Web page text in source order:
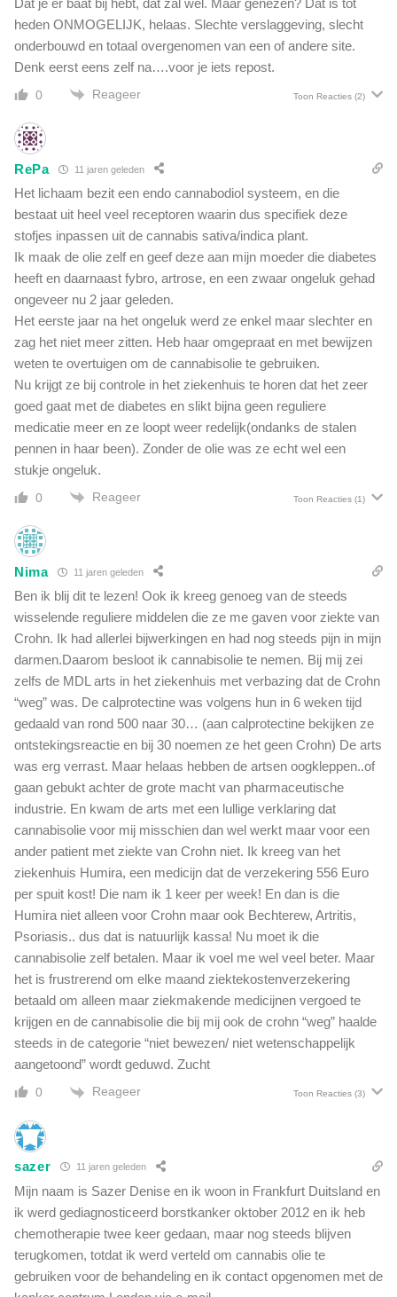
heden ONMOGELIJK, helaas. Slechte verslaggeving, slecht
onderbouwd en totaal overgenomen van een of andere site.
Denk eerst eens zelf na….voor je iets repost.
0 Reageer Toon Reacties (2)
RePa 11 jaren geleden
Het lichaam bezit een endo cannabodiol systeem, en die
bestaat uit heel veel receptoren waarin dus specifiek deze
stofjes inpassen uit de cannabis sativa/indica plant.
Ik maak de olie zelf en geef deze aan mijn moeder die diabetes
heeft en daarnaast fybro, artrose, en een zwaar ongeluk gehad
ongeveer nu 2 jaar geleden.
Het eerste jaar na het ongeluk werd ze enkel maar slechter en
zag het niet meer zitten. Heb haar omgepraat en met bewijzen
weten te overtuigen om de cannabisolie te gebruiken.
Nu krijgt ze bij controle in het ziekenhuis te horen dat het zeer
goed gaat met de diabetes en slikt bijna geen reguliere
medicatie meer en ze loopt weer redelijk(ondanks de stalen
pennen in haar been). Zonder de olie was ze echt wel een
stukje ongeluk.
0 Reageer Toon Reacties (1)
Nima 11 jaren geleden
Ben ik blij dit te lezen! Ook ik kreeg genoeg van de steeds
wisselende reguliere middelen die ze me gaven voor ziekte van
Crohn. Ik had allerlei bijwerkingen en had nog steeds pijn in mijn
darmen.Daarom besloot ik cannabisolie te nemen. Bij mij zei
zelfs de MDL arts in het ziekenhuis met verbazing dat de Crohn
“weg” was. De calprotectine was volgens hun in 6 weken tijd
gedaald van rond 500 naar 30… (aan calprotectine bekijken ze
ontstekingsreactie en bij 30 noemen ze het geen Crohn) De arts
was erg verrast. Maar helaas hebben de artsen oogkleppen..of
gaan gebukt achter de grote macht van pharmaceutische
industrie. En kwam de arts met een lullige verklaring dat
cannabisolie voor mij misschien dan wel werkt maar voor een
ander patient met ziekte van Crohn niet. Ik kreeg van het
ziekenhuis Humira, een medicijn dat de verzekering 556 Euro
per spuit kost! Die nam ik 1 keer per week! En dan is die
Humira niet alleen voor Crohn maar ook Bechterew, Artritis,
Psoriasis.. dus dat is natuurlijk kassa! Nu moet ik die
cannabisolie zelf betalen. Maar ik voel me wel veel beter. Maar
het is frustrerend om elke maand ziektekostenverzekering
betaald om alleen maar ziekmakende medicijnen vergoed te
krijgen en de cannabisolie die bij mij ook de crohn “weg” haalde
steeds in de categorie “niet bewezen/ niet wetenschappelijk
aangetoond” wordt geduwd. Zucht
0 Reageer Toon Reacties (3)
sazer 11 jaren geleden
Mijn naam is Sazer Denise en ik woon in Frankfurt Duitsland en
ik werd gediagnosticeerd borstkanker oktober 2012 en ik heb
chemotherapie twee keer gedaan, maar nog steeds blijven
terugkomen, totdat ik werd verteld om cannabis olie te
gebruiken voor de behandeling en ik contact opgenomen met de